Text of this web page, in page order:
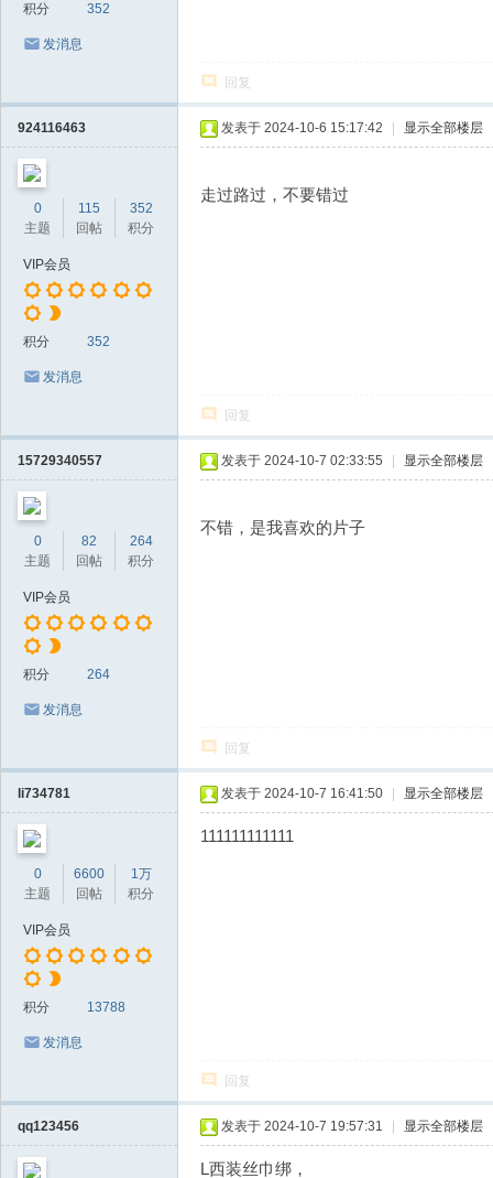
积分 352
发消息
回复
924116463
0
主题
115
回帖
352
积分
VIP会员
积分 352
发消息
发表于 2024-10-6 15:17:42 显示全部楼层
走过路过，不要错过
回复
15729340557
0
主题
82
回帖
264
积分
VIP会员
积分 264
发消息
发表于 2024-10-7 02:33:55 显示全部楼层
不错，是我喜欢的片子
回复
li734781
0
主题
6600
回帖
1万
积分
VIP会员
积分 13788
发消息
发表于 2024-10-7 16:41:50 显示全部楼层
111111111111
回复
qq123456 发表于 2024-10-7 19:57:31 显示全部楼层
L西装丝巾绑，